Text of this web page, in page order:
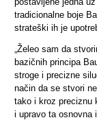
tradicionalne boje
strateški ih je
„Želeo sam da
bazičnih principa
stroge i precizne
način da se stvori
tako i kroz preciznu
i upravo ta osnovna